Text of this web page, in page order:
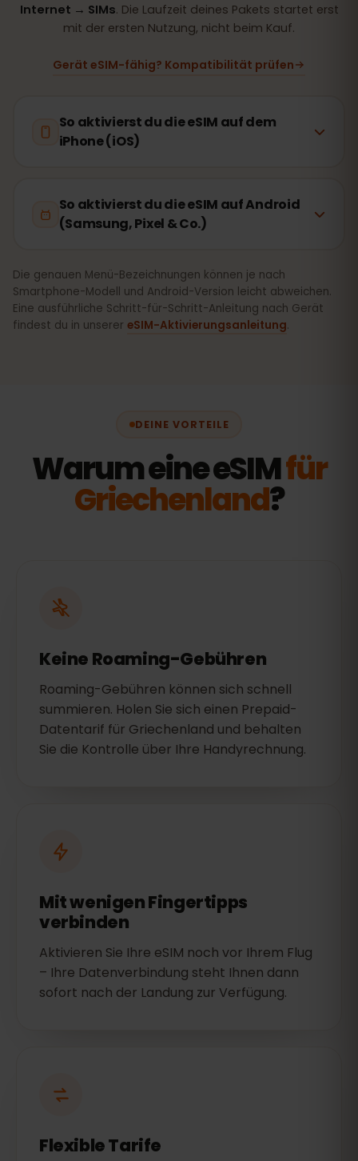
Internet → SIMs. Die Laufzeit deines Pakets startet erst
mit der ersten Nutzung, nicht beim Kauf.
Gerät eSIM-fähig? Kompatibilität prüfen
So aktivierst du die eSIM auf dem
iPhone (iOS)
So aktivierst du die eSIM auf Android
(Samsung, Pixel & Co.)
Die genauen Menü-Bezeichnungen können je nach
Smartphone-Modell und Android-Version leicht abweichen.
Eine ausführliche Schritt-für-Schritt-Anleitung nach Gerät
findest du in unserer eSIM-Aktivierungsanleitung.
DEINE VORTEILE
Warum eine eSIMfür
Griechenland?
Keine Roaming-Gebühren
Roaming-Gebühren können sich schnell
summieren. Holen Sie sich einen Prepaid-
Datentarif für Griechenland und behalten
Sie die Kontrolle über Ihre Handyrechnung.
Mit wenigen Fingertipps
verbinden
Aktivieren Sie Ihre eSIM noch vor Ihrem Flug
– Ihre Datenverbindung steht Ihnen dann
sofort nach der Landung zur Verfügung.
Flexible Tarife